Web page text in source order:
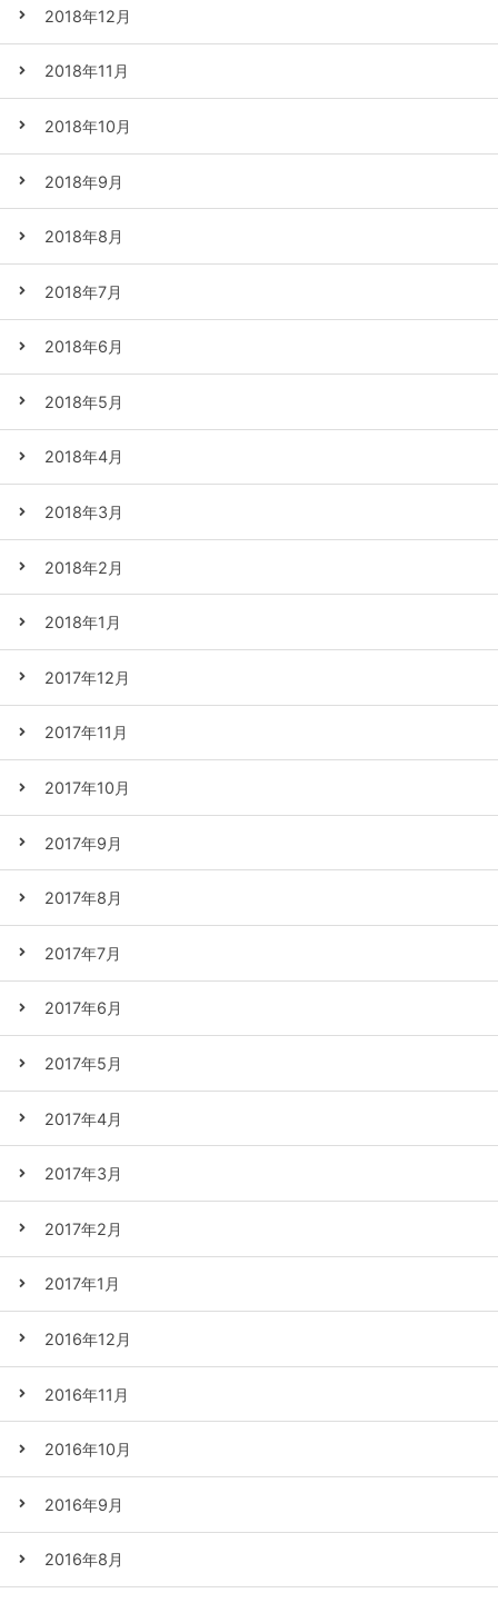
2018年12月
2018年11月
2018年10月
2018年9月
2018年8月
2018年7月
2018年6月
2018年5月
2018年4月
2018年3月
2018年2月
2018年1月
2017年12月
2017年11月
2017年10月
2017年9月
2017年8月
2017年7月
2017年6月
2017年5月
2017年4月
2017年3月
2017年2月
2017年1月
2016年12月
2016年11月
2016年10月
2016年9月
2016年8月